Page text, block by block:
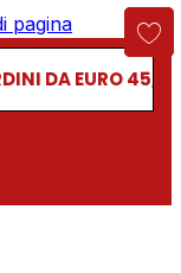
pagina
DA EURO